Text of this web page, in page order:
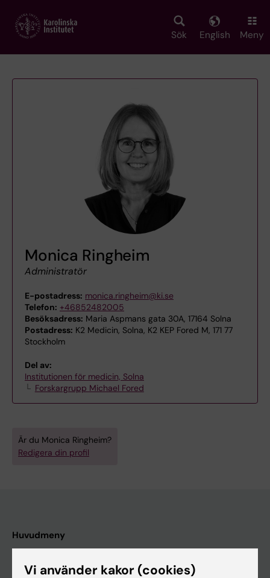
main
Sök English Meny
Monica Ringheim
Administratör
E-postadress: monica.ringheim@ki.se
Telefon: +46852482005
Besöksadress: Maria Aspmans gata 30A, 17164 Solna
Postadress: K2 Medicin, Solna, K2 KEP Fored M, 171 77
Stockholm
Del av:
Institutionen för medicin, Solna
Forskargrupp Michael Fored
Är du Monica Ringheim?
Redigera din profil
Huvudmeny
Forskarutbildning
Vi använder kakor (cookies)